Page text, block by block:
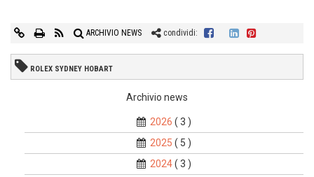
ARCHIVIO NEWS condividi:
ROLEX SYDNEY HOBART
Archivio news
2026 ( 3 )
2025 ( 5 )
2024( 3 )